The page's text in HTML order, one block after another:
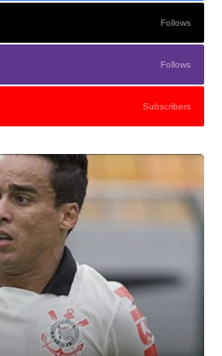
Follows
Follows
Subscribers